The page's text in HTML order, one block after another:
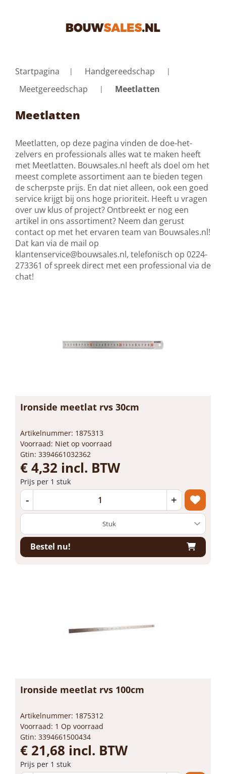
Startpagina
Handgereedschap
Meetgereedschap
Meetlatten
Meetlatten
Meetlatten, op deze pagina vinden de doe-het-
zelvers en professionals alles wat te maken heeft
met Meetlatten. Bouwsales.nl heeft als doel om het
meest complete assortiment aan te bieden tegen
de scherpste prijs. En dat niet alleen, ook een goed
service krijgt bij ons hoge prioriteit. Heeft u vragen
over uw klus of project? Ontbreekt er nog een
artikel in ons assortiment? Neem dan gerust
contact op met het ervaren team van Bouwsales.nl!
Dat kan via de mail op
klantenservice@bouwsales.nl, telefonisch op 0224-
273361 of spreek direct met een professional via de
chat!
Ironside meetlat rvs 30cm
Artikelnummer: 1875313
Voorraad: Niet op voorraad
Gtin: 3394661032362
€ 4,32 incl. BTW
Prijs per 1 stuk
- +
Bestel nu!
Ironside meetlat rvs 100cm
Artikelnummer: 1875312
Voorraad: 1 Op voorraad
Gtin: 3394661500434
€ 21,68 incl. BTW
Prijs per 1 stuk